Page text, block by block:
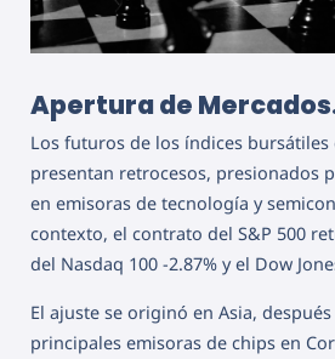
Apertura de
Los futuros de los índices bursátiles
presentan retrocesos, presionados
en emisoras de tecnología y
contexto, el contrato del S&P 500
del Nasdaq 100 -2.87% y el Dow
El ajuste se originó en Asia,
principales emisoras de chips en